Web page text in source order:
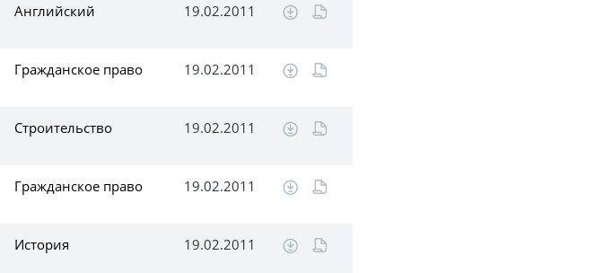
Английский 19.02.2011
Гражданское право 19.02.2011
Строительство 19.02.2011
Гражданское право 19.02.2011
История 19.02.2011